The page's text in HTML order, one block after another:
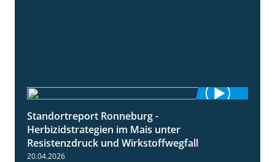
Standortreport Ronneburg -
Herbizidstrategien im Mais unter
Resistenzdruck und Wirkstoffwegfall
20.04.2026